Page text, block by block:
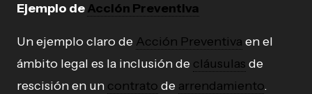
Ejemplo deAcción Preventiva
Un ejemplo claro de Acción Preventiva en el
ámbito legal es la inclusión de cláusulas de
rescisión en un contrato de arrendamiento.